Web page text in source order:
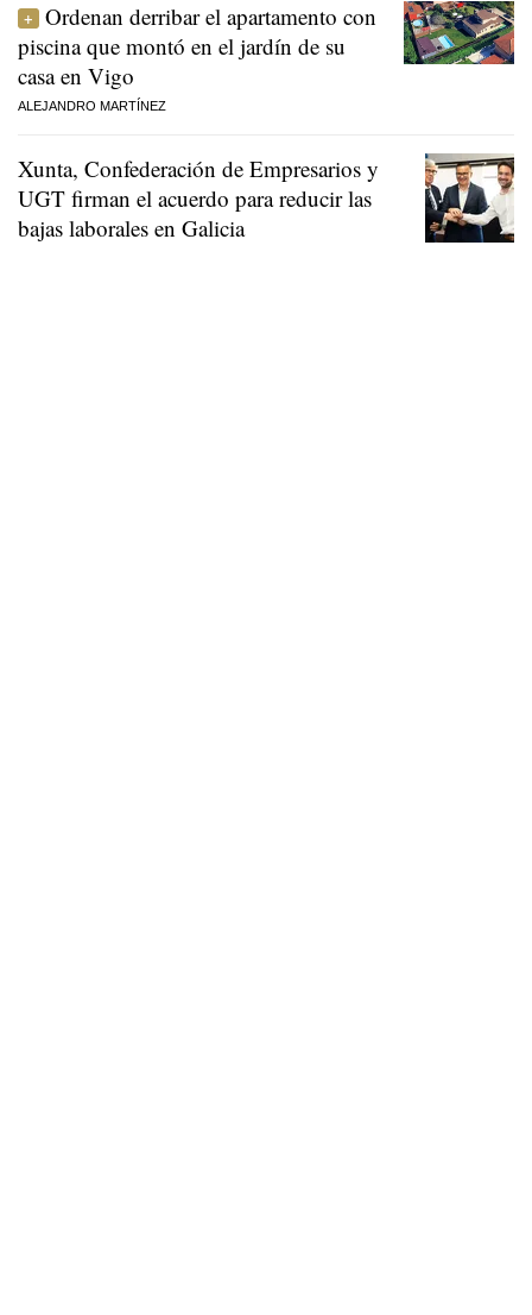
Ordenan derribar el apartamento con
piscina que montó en el jardín de su
casa en Vigo
ALEJANDRO MARTÍNEZ
Xunta, Confederación de Empresarios y
UGT firman el acuerdo para reducir las
bajas laborales en Galicia